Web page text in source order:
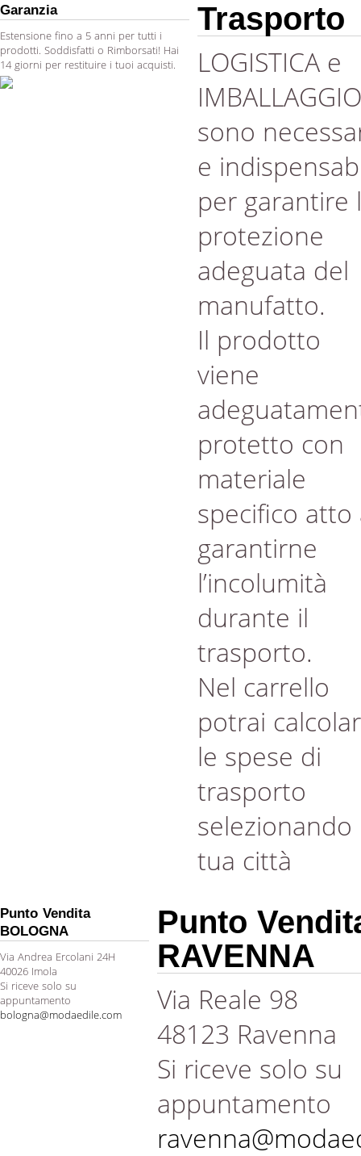
Garanzia
Estensione fino a 5 anni per tutti i
prodotti. Soddisfatti o Rimborsati! Hai
14 giorni per restituire i tuoi acquisti.
Trasporto
LOGISTICA e
IMBALLAGGIO
sono
e
per garantire
protezione
adeguata del
manufatto.
Il prodotto
viene
protetto con
materiale
specifico atto
garantirne
l’incolumità
durante il
trasporto.
Nel carrello
potrai
le spese di
trasporto
selezionando
tua città
Punto Vendita
BOLOGNA
Via Andrea Ercolani 24H
40026 Imola
Si riceve solo su
appuntamento
bologna@modaedile.com
Punto
RAVENNA
Via Reale 98
48123 Ravenna
Si riceve solo su
appuntamento